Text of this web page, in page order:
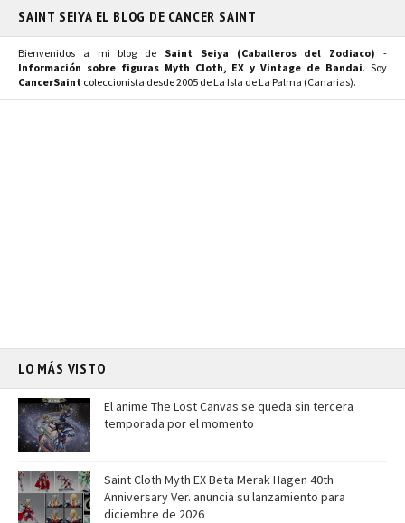
SAINT SEIYA EL BLOG DE CANCER SAINT
Bienvenidos a mi blog de Saint Seiya (Caballeros del Zodiaco) -
Información sobre figuras Myth Cloth, EX y Vintage de Bandai. Soy
CancerSaint coleccionista desde 2005 de La Isla de La Palma (Canarias).
LO MÁS VISTO
El anime The Lost Canvas se queda sin tercera
temporada por el momento
Saint Cloth Myth EX Beta Merak Hagen 40th
Anniversary Ver. anuncia su lanzamiento para
diciembre de 2026